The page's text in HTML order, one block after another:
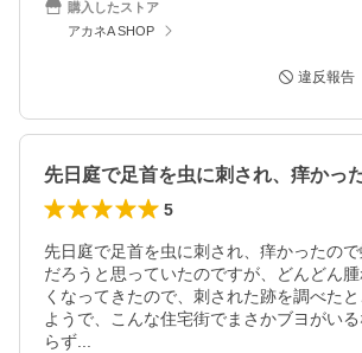
購入したストア
アカネA SHOP
違反報告
5
先日庭で足首を虫に刺され、痒かったの
だろうと思っていたのですが、どんどん
くなってきたので、刺された跡を調べた
ようで、こんな住宅街でまさかブヨがい
らず...